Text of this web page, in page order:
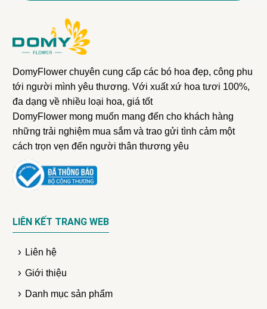
DomyFlower chuyên cung cấp các bó hoa đẹp, công phu
tới người mình yêu thương. Với xuất xứ hoa tươi 100%,
đa dạng về nhiều loại hoa, giá tốt
DomyFlower mong muốn mang đến cho khách hàng
những trải nghiệm mua sắm và trao gửi tình cảm một
cách trọn vẹn đến người thân thương yêu
LIÊN KẾT TRANG WEB
Liên hệ
Giới thiệu
Danh mục sản phẩm